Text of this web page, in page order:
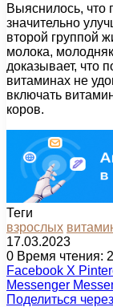
Выяснилось, что
значительно
второй группой
молока,
доказывает, что
витаминах не
включать
коров.
Теги
взрослых
17.03.2023
0 Время чтения:
Facebook X
Messenger
Поделиться